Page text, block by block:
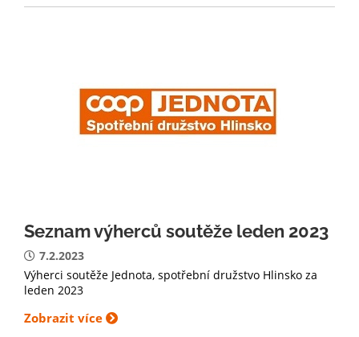
Seznam výherců soutěže leden 2023
7.2.2023
Výherci soutěže Jednota, spotřební družstvo Hlinsko za
leden 2023
Zobrazit více